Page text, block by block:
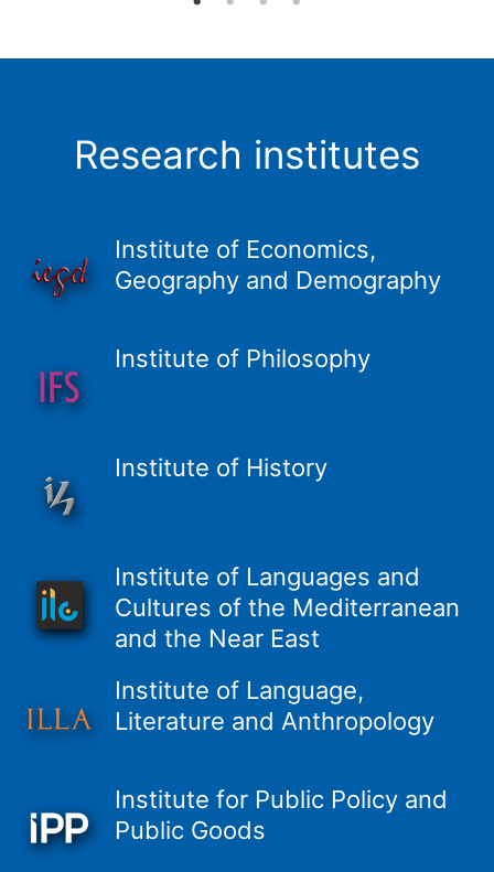
Research institutes
Institute of Economics,
Geography and Demography
Institute of Philosophy
Institute of History
Institute of Languages and
Cultures of the Mediterranean
and the Near East
Institute of Language,
Literature and Anthropology
Institute for Public Policy and
Public Goods